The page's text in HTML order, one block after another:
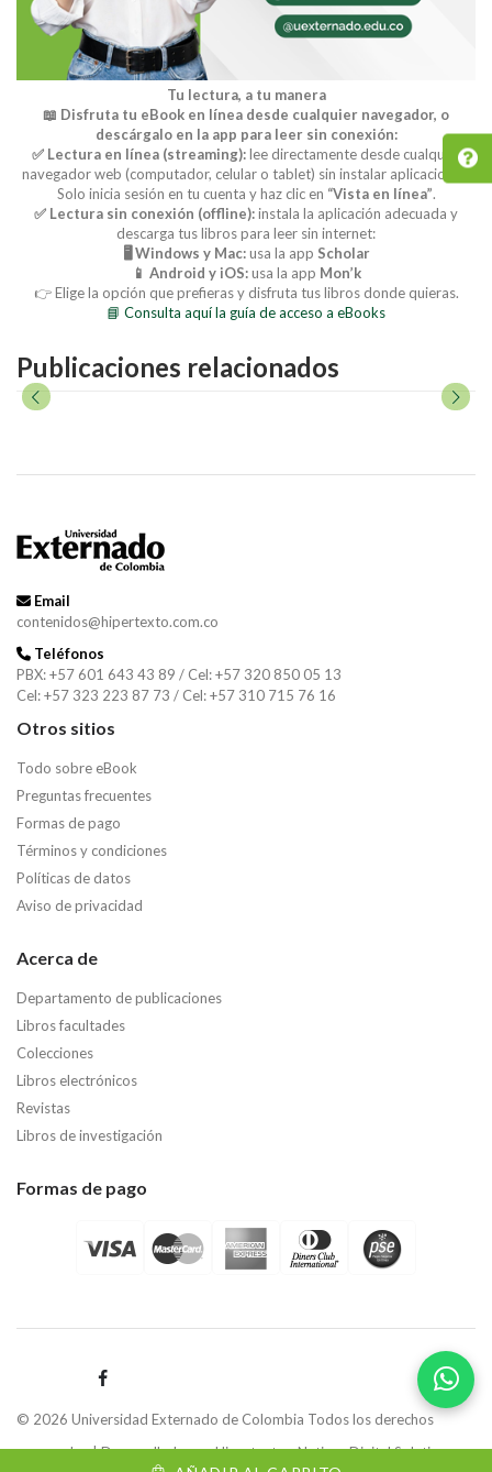
Tu lectura, a tu manera
📖 Disfruta tu eBook en línea desde cualquier navegador, o
descárgalo en la app para leer sin conexión:
✅ Lectura en línea (streaming):lee directamente desde cualquier
navegador web (computador, celular o tablet) sin instalar aplicaciones.
Solo inicia sesión en tu cuenta y haz clic en “Vista en línea”.
✅ Lectura sin conexión (offline):instala la aplicación adecuada y
descarga tus libros para leer sin internet:
🖥️ Windows y Mac:usa la app Scholar
📱 Android y iOS:usa la app Mon’k
👉 Elige la opción que prefieras y disfruta tus libros donde quieras.
📘 Consulta aquí la guía de acceso a eBooks
Publicaciones relacionados
Email
contenidos@hipertexto.com.co
Teléfonos
PBX: +57 601 643 43 89 / Cel: +57 320 850 05 13
Cel: +57 323 223 87 73 / Cel: +57 310 715 76 16
Otros sitios
Todo sobre eBook
Preguntas frecuentes
Formas de pago
Términos y condiciones
Políticas de datos
Aviso de privacidad
Acerca de
Departamento de publicaciones
Libros facultades
Colecciones
Libros electrónicos
Revistas
Libros de investigación
Formas de pago
© 2026 Universidad Externado de Colombia Todos los derechos
reservados | Desarrollado porHipertexto - Netizen Digital Solutions.